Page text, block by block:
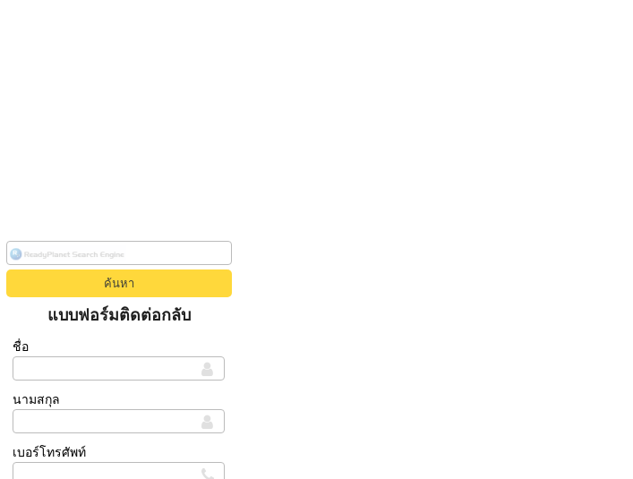
แบบฟอร์มติดต่อกลับ
ชื่อ
นามสกุล
เบอร์โทรศัพท์